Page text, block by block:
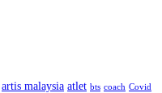
artis malaysia atlet bts coach Covid